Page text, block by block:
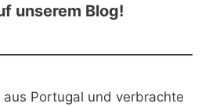
unserem Blog!
Portugal und verbrachte